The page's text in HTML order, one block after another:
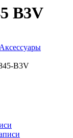
B3V
Аксессуары